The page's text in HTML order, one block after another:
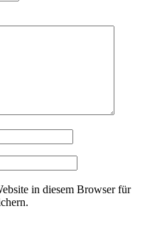
in diesem Browser für